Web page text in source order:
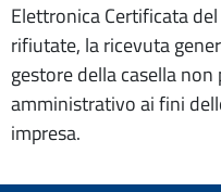
Elettronica Certificata
rifiutate, la ricevuta
gestore della casella
amministrativo ai fini
impresa.